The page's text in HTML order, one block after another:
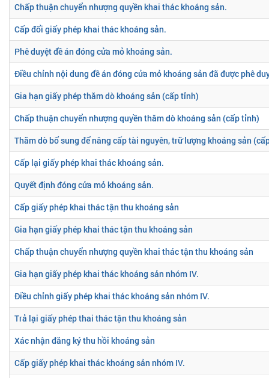
Chấp thuận chuyển nhượng quyền khai thác khoáng sản.
Cấp đổi giấy phép khai thác khoáng sản.
Phê duyệt đề án đóng cửa mỏ khoáng sản.
Điều chỉnh nội dung đề án đóng cửa mỏ khoáng sản đã được phê
Gia hạn giấy phép thăm dò khoáng sản (cấp tỉnh)
Chấp thuận chuyển nhượng quyền thăm dò khoáng sản (cấp tỉnh)
Thăm dò bổ sung để nâng cấp tài nguyên, trữ lượng khoáng sản
Cấp lại giấy phép khai thác khoáng sản.
Quyết định đóng cửa mỏ khoáng sản.
Cấp giấy phép khai thác tận thu khoáng sản
Gia hạn giấy phép khai thác tận thu khoáng sản
Chấp thuận chuyển nhượng quyền khai thác tận thu khoáng sản
Gia hạn giấy phép khai thác khoáng sản nhóm IV.
Điều chỉnh giấy phép khai thác khoáng sản nhóm IV.
Trả lại giấy phép thai thác tận thu khoáng sản
Xác nhận đăng ký thu hồi khoáng sản
Cấp giấy phép khai thác khoáng sản nhóm IV.